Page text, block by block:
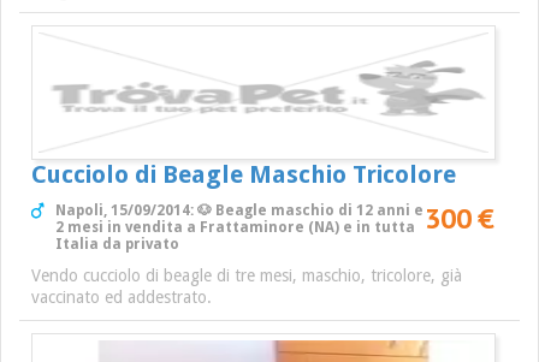
Cucciolo di Beagle Maschio Tricolore
300 €
Napoli, 15/09/2014: 🐶 Beagle maschio di 12 anni e
2 mesi in vendita a Frattaminore (NA) e in tutta
Italia da privato
Vendo cucciolo di beagle di tre mesi, maschio, tricolore, già
vaccinato ed addestrato.